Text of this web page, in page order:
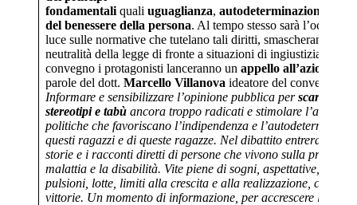
fondamentali quali uguaglianza, autodeterminazione
del benessere della persona. Al tempo stesso sarà
luce sulle normative che tutelano tali diritti, smascherando la
neutralità della legge di fronte a situazioni di ingiustizia. Dalla
convegno i protagonisti lanceranno un appello all’azione
parole del dott. Marcello Villanova ideatore del convegno:
Informare e sensibilizzare l’opinione pubblica perscardinare
stereotipi e tabù ancora troppo radicati e stimolare
politiche che favoriscano l’indipendenza e
questi ragazzi e di queste ragazze. Nel dibattito entreranno in
storie e i racconti diretti di persone che vivono sulla propria
malattia e la disabilità. Vite piene di sogni, aspettative,
pulsioni, lotte, limiti alla crescita e alla realizzazione, cadute,
vittorie. Un momento di informazione, per accrescere la